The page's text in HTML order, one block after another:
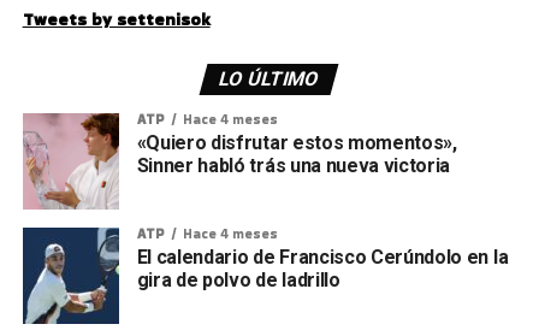
Tweets by settenisok
LO ÚLTIMO
ATP Hace 4 meses
«Quiero disfrutar estos momentos»,
Sinner habló trás una nueva victoria
ATP Hace 4 meses
El calendario de Francisco Cerúndolo en la
gira de polvo de ladrillo